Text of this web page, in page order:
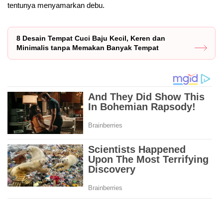
tentunya menyamarkan debu.
8 Desain Tempat Cuci Baju Kecil, Keren dan
Minimalis tanpa Memakan Banyak Tempat